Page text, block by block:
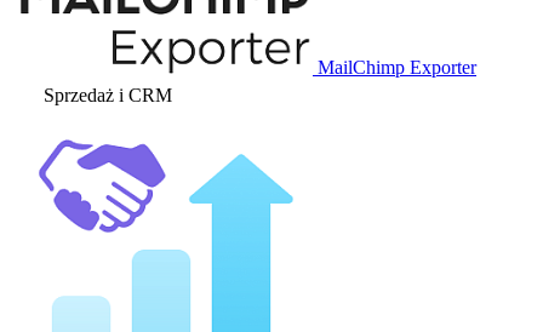
MailChimp Exporter
Sprzedaż i CRM